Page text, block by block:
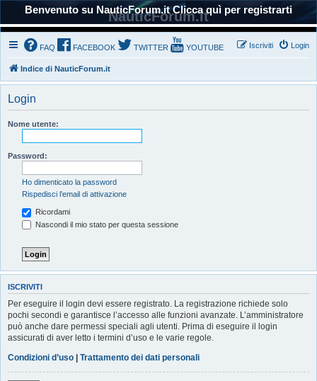
Benvenuto su NauticForum.it Clicca quì per registrarti
NauticForum.it
FAQ FACEBOOK TWITTER YOUTUBE Login
Iscriviti
Indice di NauticForum.it
Login
Nome utente:
Password:
Ho dimenticato la password
Rispedisci l’email di attivazione
Ricordami
Nascondi il mio stato per questa sessione
ISCRIVITI
Per eseguire il login devi essere registrato. La registrazione richiede solo
pochi secondi e garantisce l’accesso alle funzioni avanzate. L’amministratore
può anche dare permessi speciali agli utenti. Prima di eseguire il login
assicurati di aver letto i termini d’uso e le varie regole.
Condizioni d’uso | Trattamento dei dati personali